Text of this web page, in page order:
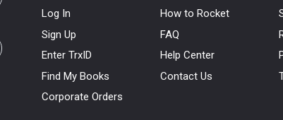
Log In
Sign Up
Enter TrxID
Find My Books
Corporate Orders
How to Rocket
FAQ
Help Center
Contact Us